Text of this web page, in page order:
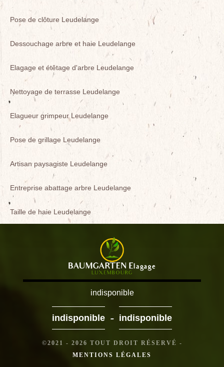
Pose de clôture Leudelange
Dessouchage arbre et haie Leudelange
Elagage et étêtage d'arbre Leudelange
Nettoyage de terrasse Leudelange
Elagueur grimpeur Leudelange
Pose de grillage Leudelange
Artisan paysagiste Leudelange
Entreprise abattage arbre Leudelange
Taille de haie Leudelange
indisponible
indisponible - indisponible
©2021 - 2026 TOUT DROIT RÉSERVÉ -
MENTIONS LÉGALES